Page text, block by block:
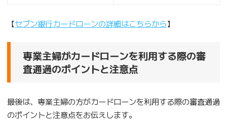
【セブン銀行カードローンの詳細はこちらから】
専業主婦がカードローンを利用する際の審
査通過のポイントと注意点
最後は、専業主婦の方がカードローンを利用する際の審査通過
のポイントと注意点をお伝えします。